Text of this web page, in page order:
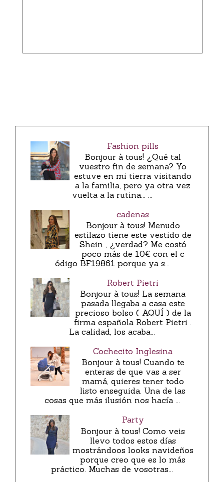
Fashion pills
Bonjour à tous! ¿Qué tal
vuestro fin de semana? Yo
estuve en mi tierra visitando
a la familia, pero ya otra vez
vuelta a la rutina... ...
cadenas
Bonjour à tous! Menudo
estilazo tiene este vestido de
Shein , ¿verdad? Me costó
poco más de 10€ con el c
ódigo BF19861 porque ya s...
Robert Pietri
Bonjour à tous! La semana
pasada llegaba a casa este
precioso bolso ( AQUÍ ) de la
firma española Robert Pietri .
La calidad, los acaba...
Cochecito Inglesina
Bonjour à tous! Cuando te
enteras de que vas a ser
mamá, quieres tener todo
listo enseguida. Una de las
cosas que más ilusión nos hacía ...
Party
Bonjour à tous! Como veis
llevo todos estos días
mostrándoos looks navideños
porque creo que es lo más
práctico. Muchas de vosotras...